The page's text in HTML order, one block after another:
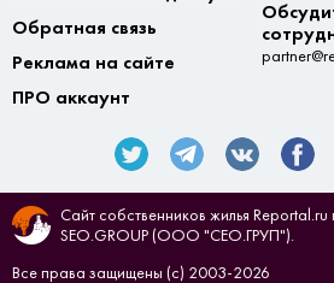
Обратная связь
Реклама на сайте
ПРО аккаунт
Сайт собственников жилья
SEO.GROUP (ООО "СЕО.ГРУП").
Все права защищены (с) 2003-2026